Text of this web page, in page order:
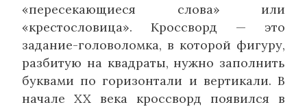
«пересекающиеся слова» или
«крестословица». Кроссворд — это
задание-головоломка, в которой фигуру,
разбитую на квадраты, нужно заполнить
буквами по горизонтали и вертикали. В
начале XX века кроссворд появился в